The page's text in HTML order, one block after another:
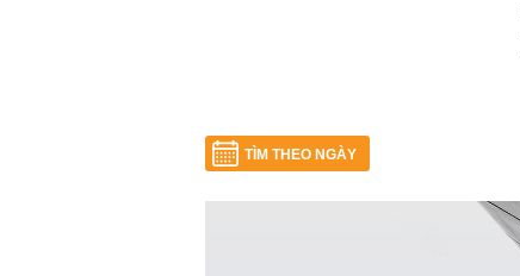
TÌM THEO NGÀY